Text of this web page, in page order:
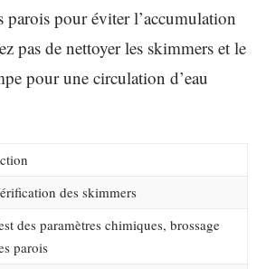
parois pour éviter l’accumulation
pas de nettoyer les skimmers et le
pour une circulation d’eau
des skimmers
des paramètres chimiques, brossage
parois